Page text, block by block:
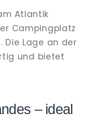
Atlantik
Campingplatz
Die Lage an der
und bietet
– ideal